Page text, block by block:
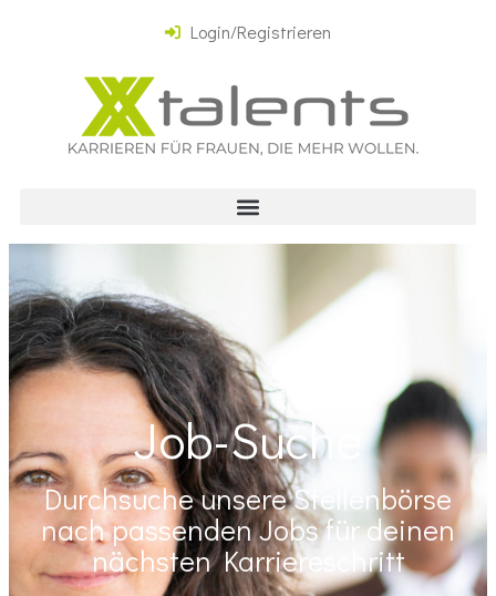
Login/Registrieren
Job-Suche
Durchsuche unsere Stellenbörse
nach passenden Jobs für deinen
nächsten Karriereschritt